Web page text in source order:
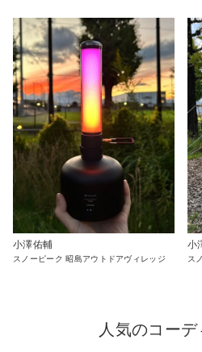
小澤佑輔
スノーピーク 昭島アウトドアヴィレッジ
小
ス
人気のコーデ